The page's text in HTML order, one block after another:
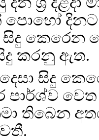
දිනට
කෙරෙන
කරනු ඇත.
සිදු
පාර්ශ්ව
තිබෙන අතර